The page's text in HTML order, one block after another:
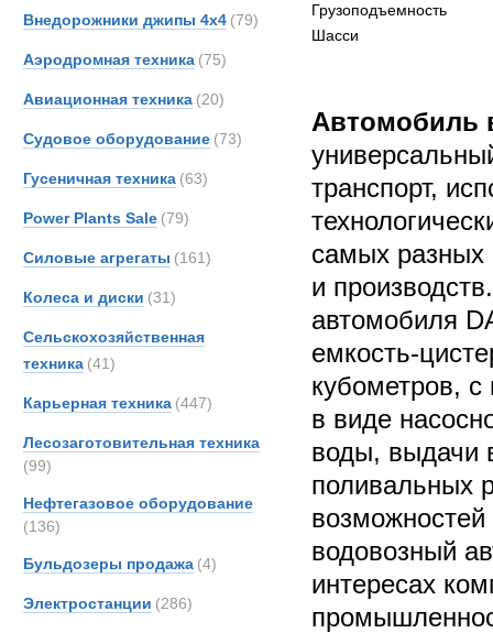
Внедорожники джипы 4х4 (79)
Аэродромная техника (75)
Авиационная техника (20)
Судовое оборудование (73)
Гусеничная техника (63)
Power Plants Sale (79)
Силовые агрегаты (161)
Колеса и диски (31)
Сельскохозяйственная
техника (41)
Карьерная техника (447)
Лесозаготовительная техника
(99)
Нефтегазовое оборудование
(136)
Бульдозеры продажа (4)
Электростанции (286)
Грузоподъемность
Шасси
Автомобиль
транспорт,
самых разных
и
автомобиля
емкость-
кубометров,
в виде
воды, выдачи
поливальных
возможностей
водовозный
интересах